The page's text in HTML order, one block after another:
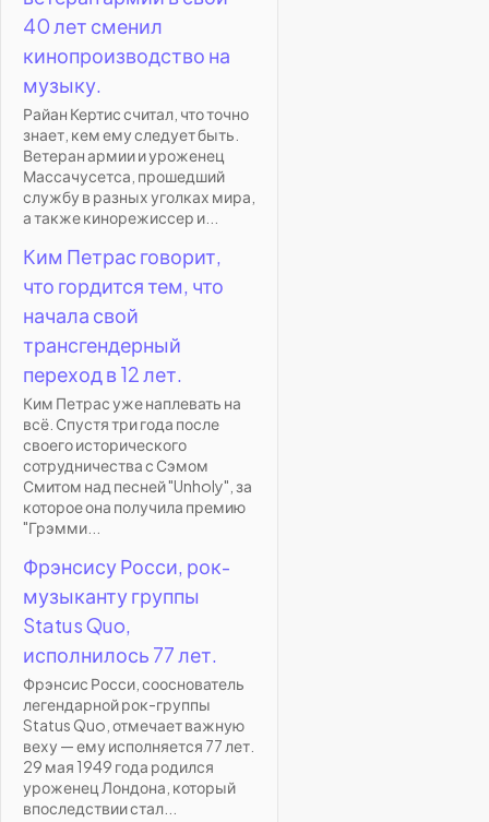
40 лет сменил
кинопроизводство на
музыку.
Райан Кертис считал, что точно
знает, кем ему следует быть.
Ветеран армии и уроженец
Массачусетса, прошедший
службу в разных уголках мира,
а также кинорежиссер и...
Ким Петрас говорит,
что гордится тем, что
начала свой
трансгендерный
переход в 12 лет.
Ким Петрас уже наплевать на
всё. Спустя три года после
своего исторического
сотрудничества с Сэмом
Смитом над песней "Unholy", за
которое она получила премию
"Грэмми...
Фрэнсису Росси, рок-
музыканту группы
Status Quo,
исполнилось 77 лет.
Фрэнсис Росси, сооснователь
легендарной рок-группы
Status Quo, отмечает важную
веху — ему исполняется 77 лет.
29 мая 1949 года родился
уроженец Лондона, который
впоследствии стал...